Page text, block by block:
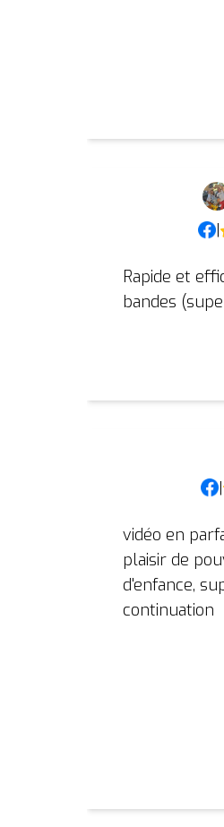
|
Rapide et
bandes
|
vidéo en
plaisir de
d'enfance,
continuation